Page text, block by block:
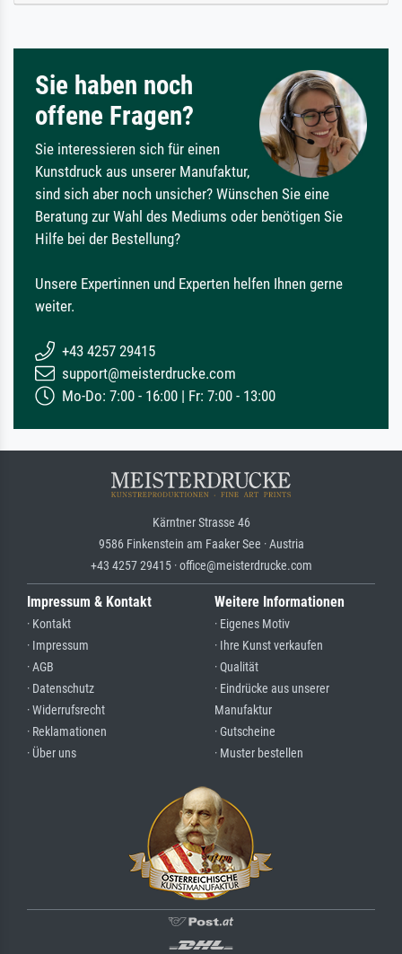
Sie haben noch
offene Fragen?
Sie interessieren sich für einen
Kunstdruck aus unserer Manufaktur,
sind sich aber noch unsicher? Wünschen Sie eine
Beratung zur Wahl des Mediums oder benötigen Sie
Hilfe bei der Bestellung?
Unsere Expertinnen und Experten helfen Ihnen gerne
weiter.
+43 4257 29415
support@meisterdrucke.com
Mo-Do: 7:00 - 16:00 | Fr: 7:00 - 13:00
Kärntner Strasse 46
9586 Finkenstein am Faaker See · Austria
+43 4257 29415 · office@meisterdrucke.com
Impressum & Kontakt
· Kontakt
· Impressum
· AGB
· Datenschutz
· Widerrufsrecht
· Reklamationen
· Über uns
Weitere Informationen
· Eigenes Motiv
· Ihre Kunst verkaufen
· Qualität
· Eindrücke aus unserer
Manufaktur
· Gutscheine
· Muster bestellen